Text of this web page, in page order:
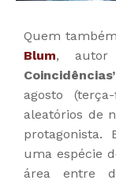
Quem
Blum,
agosto
aleatórios de
uma espécie
área entre